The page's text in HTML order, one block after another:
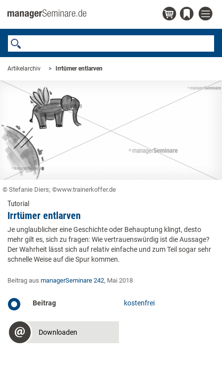
Artikelarchiv Irrtümer entlarven
© Stefanie Diers; ©www.trainerkoffer.de
Tutorial
Irrtümer entlarven
Je unglaublicher eine Geschichte oder Behauptung klingt, desto
mehr gilt es, sich zu fragen: Wie vertrauenswürdig ist die Aussage?
Der Wahrheit lässt sich auf relativ einfache und zum Teil sogar sehr
schnelle Weise auf die Spur kommen.
Beitrag aus managerSeminare 242, Mai 2018
Beitrag kostenfrei
Downloaden